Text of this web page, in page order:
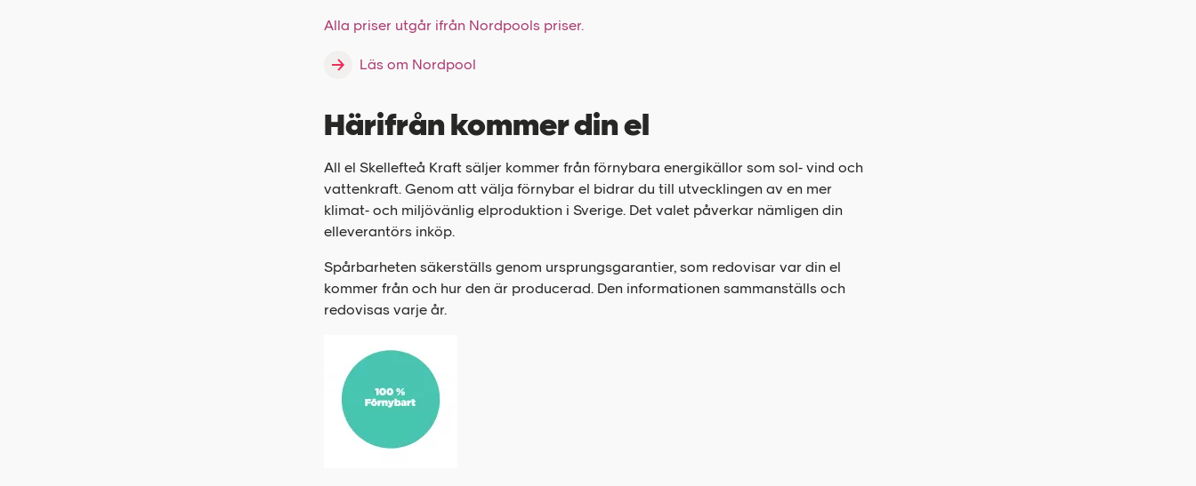
Alla priser utgår ifrån Nordpools priser.
Läs om Nordpool
Härifrån kommer din el
All el Skellefteå Kraft säljer kommer från förnybara energikällor som sol- vind och
vattenkraft. Genom att välja förnybar el bidrar du till utvecklingen av en mer
klimat- och miljövänlig elproduktion i Sverige. Det valet påverkar nämligen din
elleverantörs inköp.
Spårbarheten säkerställs genom ursprungsgarantier, som redovisar var din el
kommer från och hur den är producerad. Den informationen sammanställs och
redovisas varje år.